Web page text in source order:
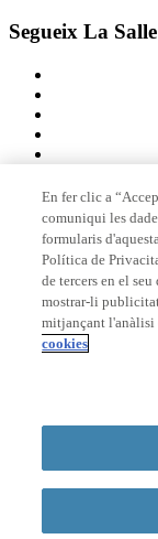
Segueix La
Membre de
Acreditacions
© 2026 La Salle
Formulari
En fer clic a
comuniqui les
formularis
Política de
de tercers en el
mostrar-li
mitjançant l'anàlisi
cookies